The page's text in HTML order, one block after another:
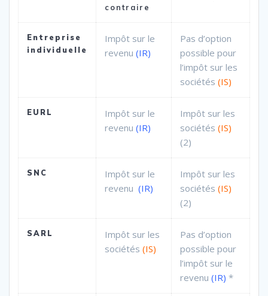
contraire
Entreprise
individuelle
Impôt sur le
revenu (IR)
Pas d’option
possible pour
l’impôt sur les
sociétés (IS)
EURL
Impôt sur le
revenu (IR)
Impôt sur les
sociétés (IS)
(2)
SNC
Impôt sur le
revenu (IR)
Impôt sur les
sociétés (IS)
(2)
SARL
Impôt sur les
sociétés (IS)
Pas d’option
possible pour
l’impôt sur le
revenu (IR) *